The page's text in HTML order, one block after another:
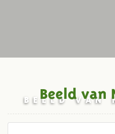
BEELD VAN
Beeld van